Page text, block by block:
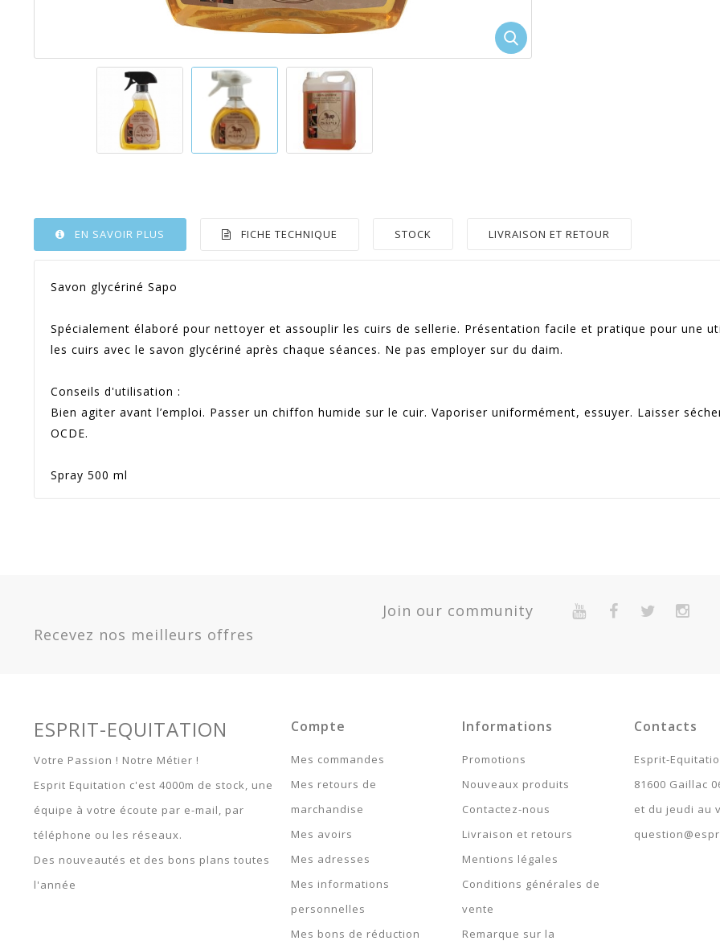
EN SAVOIR PLUS FICHE TECHNIQUE STOCK LIVRAISON ET RETOUR
Savon glycériné Sapo
Spécialement élaboré pour nettoyer et assouplir les cuirs de sellerie. Présentation facile et pratique pour une
les cuirs avec le savon glycériné après chaque séances. Ne pas employer sur du daim.
Conseils d'utilisation :
Bien agiter avant l’emploi. Passer un chiffon humide sur le cuir. Vaporiser uniformément, essuyer. Laisser
OCDE.
Spray 500 ml
5
300ml -
Join our community
Recevez nos meilleurs offres
ESPRIT-EQUITATION
Votre Passion ! Notre Métier !
Esprit Equitation c'est 4000m de stock, une
équipe à votre écoute par e-mail, par
téléphone ou les réseaux.
Des nouveautés et des bons plans toutes
l'année
Compte
Mes commandes
Mes retours de
marchandise
Mes avoirs
Mes adresses
Mes informations
personnelles
Mes bons de réduction
Informations
Promotions
Nouveaux produits
Contactez-nous
Livraison et retours
Mentions légales
Conditions générales de
vente
Remarque sur la
Contacts
Esprit-
81600 Gaillac
et du jeudi au